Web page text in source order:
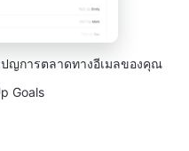
ญการตลาดทางอีเมลของคุณ
Goals